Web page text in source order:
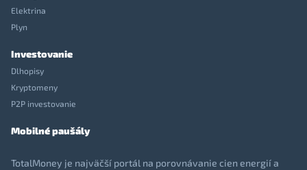
Elektrina
Plyn
Investovanie
Dlhopisy
Kryptomeny
P2P investovanie
Mobilné paušály
TotalMoney je najväčší portál na porovnávanie cien energií a